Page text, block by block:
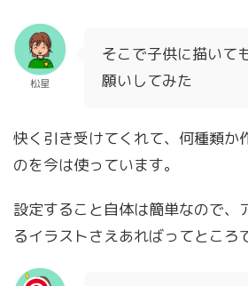
松星
そこで子供に描いて
願いしてみた
快く引き受けてくれて、何種類か
のを今は使っています。
設定すること自体は簡単なので、
るイラストさえあればってところ